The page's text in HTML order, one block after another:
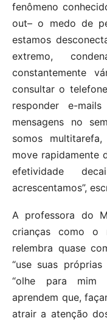
fenômeno
out– o medo de
estamos
extremo,
constantemente
consultar o
responder e-
mensagens no
somos
move rapidamente
efetividade
acrescentamos”,
A professora do
crianças como o
relembra quase
“use suas
“olhe para mim
aprendem que,
atrair a atenção